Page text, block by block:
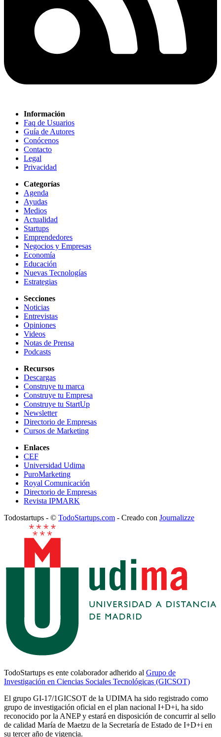
Información
Faq de Usuarios
Guía de Autores
Conócenos
Contacto
Legal
Privacidad
Categorías
Agenda
Ayudas
Medios
Actualidad
Startups
Emprendedores
Negocios y Empresas
Economía
Educación
Nuevas Tecnologías
Estrategias
Secciones
Noticias
Entrevistas
Opiniones
Videos
Notas de Prensa
Podcasts
Recursos
Descargas
Construye tu marca
Construye tu Empresa
Construye tu StartUp
Newsletter
Directorio de Empresas
Cursos de Marketing
Enlaces
CEF
Universidad Udima
PuroMarketing
Royal Comunicación
Directorio de Empresas
Revista IPMARK
Todostartups - © TodoStartups.com - Creado con Journalizze
TodoStartups es ente colaborador adherido al Grupo de
Investigación en Ciencias Sociales Tecnológicas (GICSOT)
El grupo GI-17/1GICSOT de la UDIMA ha sido registrado como
grupo de investigación oficial en el plan nacional I+D+i, ha sido
reconocido por la ANEP y estará en disposición de concurrir al sello
de calidad María de Maetzu de la Secretaría de Estado de I+D+i en
su tercer año de vigencia.